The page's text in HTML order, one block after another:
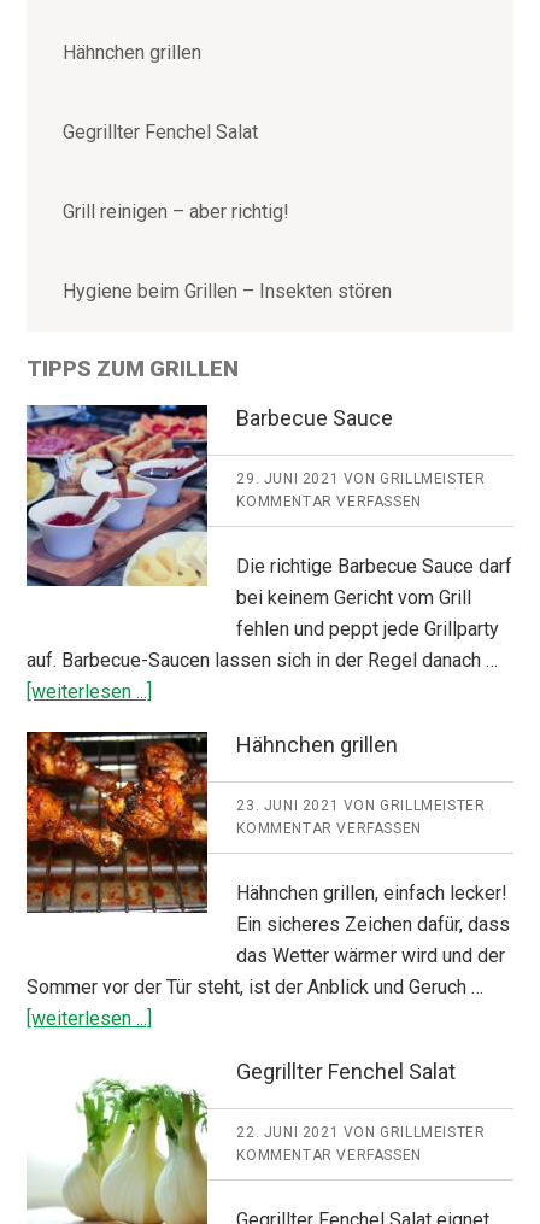
Hähnchen grillen
Gegrillter Fenchel Salat
Grill reinigen – aber richtig!
Hygiene beim Grillen – Insekten stören
TIPPS ZUM GRILLEN
Barbecue Sauce
29. JUNI 2021 VON GRILLMEISTER
KOMMENTAR VERFASSEN
Die richtige Barbecue Sauce darf
bei keinem Gericht vom Grill
fehlen und peppt jede Grillparty
auf. Barbecue-Saucen lassen sich in der Regel danach …
[weiterlesen ...]
Hähnchen grillen
23. JUNI 2021 VON GRILLMEISTER
KOMMENTAR VERFASSEN
Hähnchen grillen, einfach lecker!
Ein sicheres Zeichen dafür, dass
das Wetter wärmer wird und der
Sommer vor der Tür steht, ist der Anblick und Geruch …
[weiterlesen ...]
Gegrillter Fenchel Salat
22. JUNI 2021 VON GRILLMEISTER
KOMMENTAR VERFASSEN